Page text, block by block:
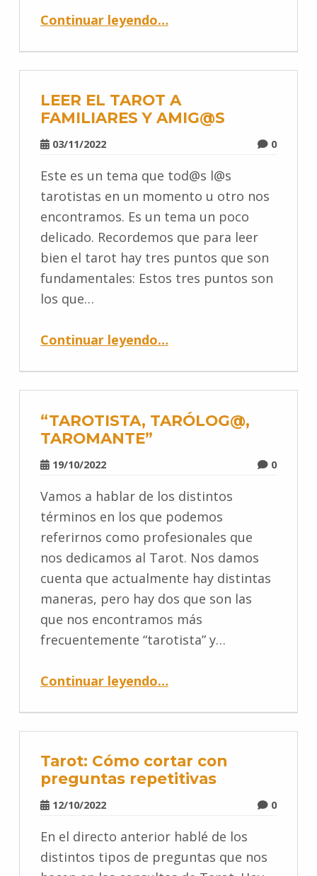
Continuar leyendo…
LEER EL TAROT A
FAMILIARES Y AMIG@S
03/11/2022 0
Este es un tema que tod@s l@s
tarotistas en un momento u otro nos
encontramos. Es un tema un poco
delicado. Recordemos que para leer
bien el tarot hay tres puntos que son
fundamentales: Estos tres puntos son
los que…
Continuar leyendo…
“TAROTISTA, TARÓLOG@,
TAROMANTE”
19/10/2022 0
Vamos a hablar de los distintos
términos en los que podemos
referirnos como profesionales que
nos dedicamos al Tarot. Nos damos
cuenta que actualmente hay distintas
maneras, pero hay dos que son las
que nos encontramos más
frecuentemente “tarotista” y…
Continuar leyendo…
Tarot: Cómo cortar con
preguntas repetitivas
12/10/2022 0
En el directo anterior hablé de los
distintos tipos de preguntas que nos